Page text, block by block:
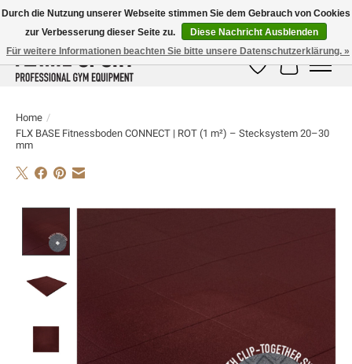
E-MAIL:info@flame-sport.deTEL.: +49 1525 9705 011
Wunschzettel
Ihr
Home /
FLX BASE Fitnessboden CONNECT | ROT (1 m²) – Stecksystem 20–30
mm
Durch die Nutzung unserer Webseite stimmen Sie dem Gebrauch von Cookies
zur Verbesserung dieser Seite zu.
Diese Nachricht Ausblenden
Für weitere Informationen beachten Sie bitte unsere Datenschutzerklärung. »